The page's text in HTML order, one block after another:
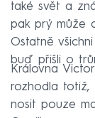
také svět a
pak prý může
Ostatně
buď přišli o
Královna
rozhodla totiž,
nosit pouze